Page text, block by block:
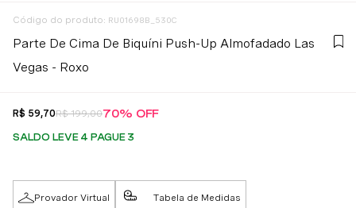
: RU01698B_530C
Parte De Cima De Biquíni Push-Up Almofadado Las
Vegas - Roxo
R$ 59,70R$ 199,0070% OFF
SALDO LEVE 4 PAGUE 3
Provador Virtual Tabela de Medidas